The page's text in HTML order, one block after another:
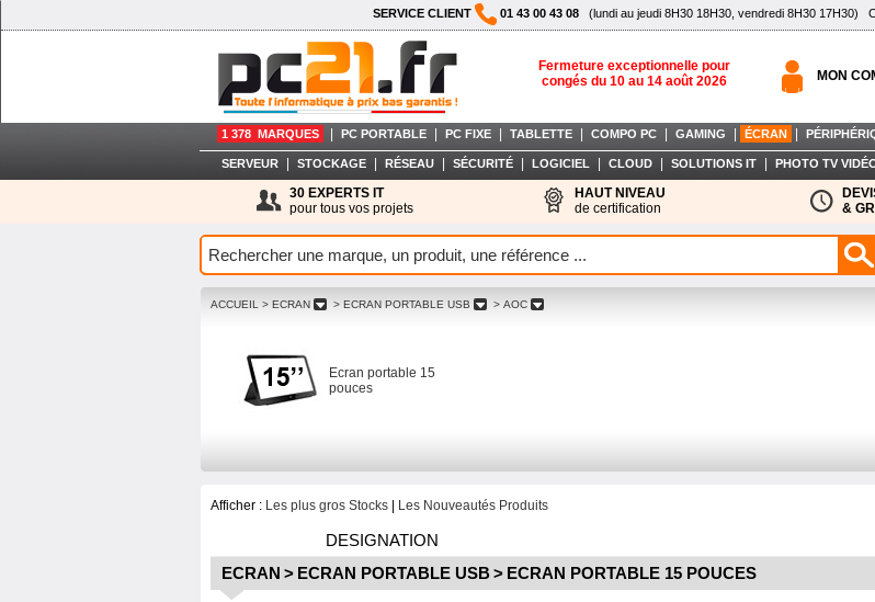
SERVICE CLIENT 01 43 00 43 08 (lundi au jeudi 8H30 18H30, vendredi 8H30 17H30)
Fermeture exceptionnelle pour
congés du 10 au 14 août 2026
MON
1 378 MARQUES PC PORTABLE PC FIXE TABLETTE COMPO PC GAMING ÉCRAN
SERVEUR STOCKAGE RÉSEAU SÉCURITÉ LOGICIEL CLOUD SOLUTIONS IT PHOTO TV
30 EXPERTS IT
pour tous vos projets
HAUT NIVEAU
de certification
&
ACCUEIL > ECRAN > ECRAN PORTABLE USB > AOC
Ecran portable 15
pouces
Afficher : Les plus gros Stocks Les Nouveautés Produits
DESIGNATION
ECRAN > ECRAN PORTABLE USB> ECRAN PORTABLE 15 POUCES